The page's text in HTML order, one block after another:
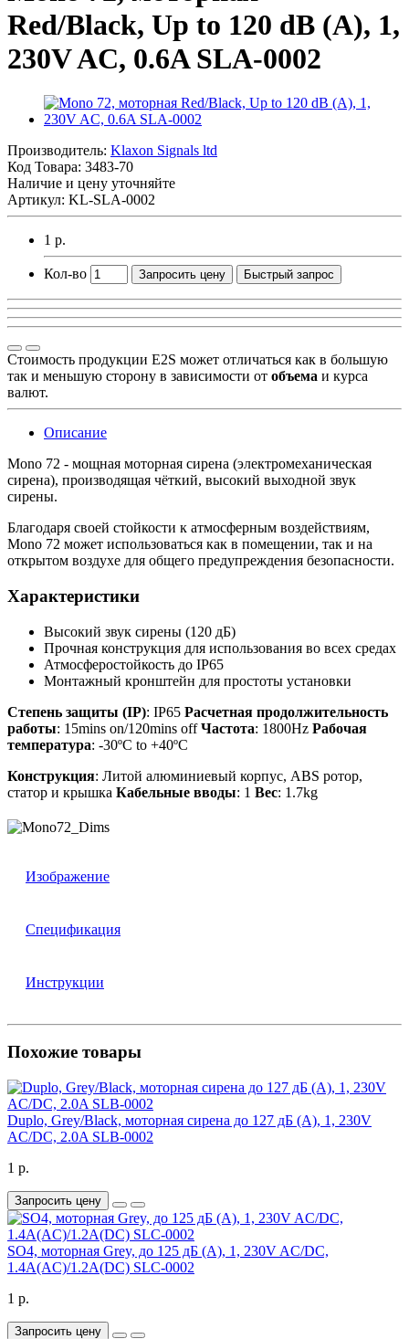
Red/Black, Up to 120 dB (A), 1,
230V AC, 0.6A SLA-0002
Производитель: Klaxon Signals ltd
Код Товара: 3483-70
Наличие и цену уточняйте
Артикул: KL-SLA-0002
1 р.
Кол-во Запросить цену Быстрый запрос
Стоимость продукции E2S может отличаться как в большую
так и меньшую сторону в зависимости от объема и курса
валют.
Описание
Mono 72 - мощная моторная сирена (электромеханическая
сирена), производящая чёткий, высокий выходной звук
сирены.
Благодаря своей стойкости к атмосферным воздействиям,
Mono 72 может использоваться как в помещении, так и на
открытом воздухе для общего предупреждения безопасности.
Характеристики
Высокий звук сирены (120 дБ)
Прочная конструкция для использования во всех средах
Атмосферостойкость до IP65
Монтажный кронштейн для простоты установки
Степень защиты (IP): IP65 Расчетная продолжительность
работы: 15mins on/120mins offЧастота: 1800Hz Рабочая
температура: -30ºC to +40ºC
Конструкция: Литой алюминиевый корпус, ABS ротор,
статор и крышка Кабельные вводы: 1 Вес: 1.7kg
Изображение
Спецификация
Инструкции
Похожие товары
Duplo, Grey/Black, моторная сирена до 127 дБ (A), 1, 230V
AC/DC, 2.0A SLB-0002
1 р.
Запросить цену
SO4, моторная Grey, до 125 дБ (A), 1, 230V AC/DC,
1.4A(AC)/1.2A(DC) SLC-0002
1 р.
Запросить цену